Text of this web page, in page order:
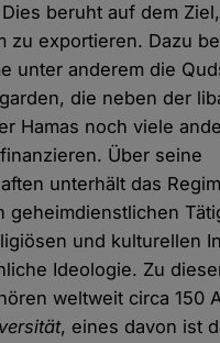
beruht auf dem
zu exportieren. Dazu
unter anderem die
die neben der
Hamas noch viele
Über seine
unterhält das
geheimdienstlichen
und kulturellen
Ideologie. Zu
weltweit circa 150
, eines davon ist